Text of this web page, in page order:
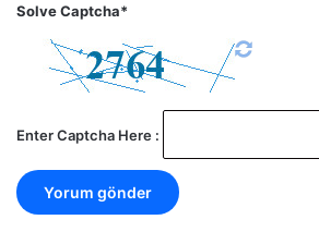
Solve Captcha*
Enter Captcha Here :